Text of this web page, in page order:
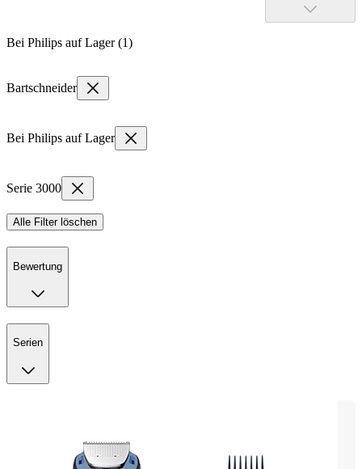
Bei Philips auf Lager (1)
Bartschneider
Bei Philips auf Lager
Serie 3000
Alle Filter löschen
Bewertung
Serien